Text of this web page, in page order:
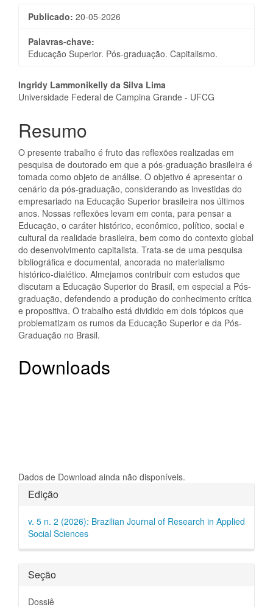
Publicado: 20-05-2026
Palavras-chave:
Educação Superior. Pós-graduação. Capitalismo.
Conteúdo
do
artigo
principal
Ingridy Lammonikelly da Silva Lima
Universidade Federal de Campina Grande - UFCG
Resumo
O presente trabalho é fruto das reflexões realizadas em
pesquisa de doutorado em que a pós-graduação brasileira é
tomada como objeto de análise. O objetivo é apresentar o
cenário da pós-graduação, considerando as investidas do
empresariado na Educação Superior brasileira nos últimos
anos. Nossas reflexões levam em conta, para pensar a
Educação, o caráter histórico, econômico, político, social e
cultural da realidade brasileira, bem como do contexto global
do desenvolvimento capitalista. Trata-se de uma pesquisa
bibliográfica e documental, ancorada no materialismo
histórico-dialético. Almejamos contribuir com estudos que
discutam a Educação Superior do Brasil, em especial a Pós-
graduação, defendendo a produção do conhecimento crítica
e propositiva. O trabalho está dividido em dois tópicos que
problematizam os rumos da Educação Superior e da Pós-
Graduação no Brasil.
Downloads
Dados de Download ainda não disponíveis.
Detalhes
do
artigo
Edição
v. 5 n. 2 (2026): Brazilian Journal of Research in Applied
Social Sciences
Seção
Dossiê